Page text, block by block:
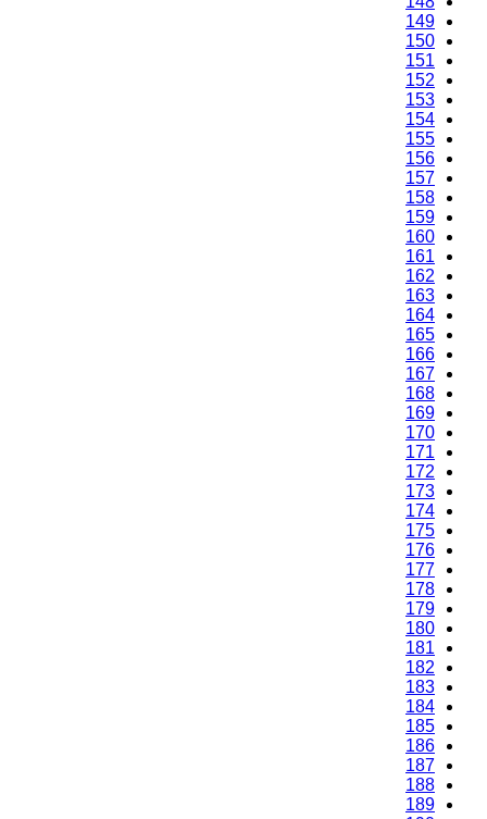
149
150
151
152
153
154
155
156
157
158
159
160
161
162
163
164
165
166
167
168
169
170
171
172
173
174
175
176
177
178
179
180
181
182
183
184
185
186
187
188
189